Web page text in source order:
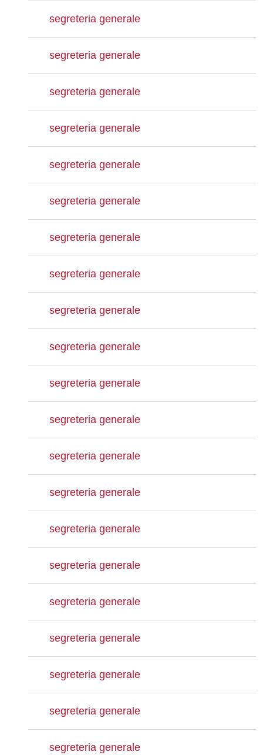
segreteria generale
segreteria generale
segreteria generale
segreteria generale
segreteria generale
segreteria generale
segreteria generale
segreteria generale
segreteria generale
segreteria generale
segreteria generale
segreteria generale
segreteria generale
segreteria generale
segreteria generale
segreteria generale
segreteria generale
segreteria generale
segreteria generale
segreteria generale
segreteria generale